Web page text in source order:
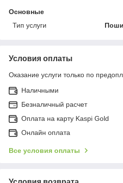
Основные
Тип услуги
Условия оплаты
Оказание услуги только по
Наличными
Безналичный расчет
Оплата на карту Kaspi Gold
Онлайн оплата
Все условия оплаты